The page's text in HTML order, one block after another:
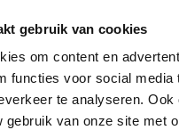
gebruik van cookies
om content en
functies voor social media
te analyseren. Ook
gebruik van onze site met